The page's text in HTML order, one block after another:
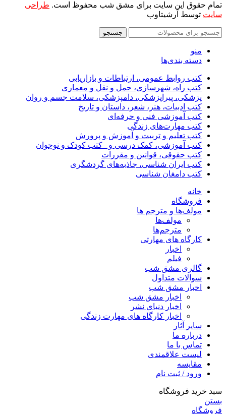
تمام حقوق این سایت برای مشق شب محفوظ است. طراحی
سایت توسط آرشیتاوب
جستجو
منو
دسته بندی‌ها
کتب روابط عمومی، ارتباطات و بازاریابی
کتب راه، شهرسازی، حمل و نقل و معماری
پزشکی، پیراپزشکی، دامپزشکی، سلامت جسم و روان
کتب ادبیات، هنر، شعر، داستان و تاریخ
کتب آموزشی فنی و حرفه‌ای
کتب مهارت‌های زندگی
کتب تعلیم و تربیت و آموزش و پرورش
کتب آموزشی، کمک درسی و _کتب کودک و نوجوان
کتب حقوقی، قوانین و مقررات
کتب ایران شناسی، جاذبه‌های گردشگری
کتب دامغان شناسی
خانه
فروشگاه
مولف‌ها و مترجم ها
مولف‌ها
مترجم‌ها
کارگاه های مهارتی
اخبار
فیلم
گالری مشق شب
سوالات متداول
اخبار مشق شب
اخبار مشق شب
اخبار دنیای نشر
اخبار کارگاه های مهارت زندگی
سایر آثار
درباره ما
تماس با ما
لیست علاقمندی
مقایسه
ورود / ثبت نام
سبد خرید فروشگاه
بستن
فروشگاه